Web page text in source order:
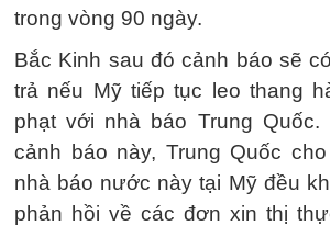
trong vòng 90 ngày.
Bắc Kinh sau đó cảnh báo sẽ
trả nếu Mỹ tiếp tục leo thang
phạt với nhà báo Trung Quốc.
cảnh báo này, Trung Quốc
nhà báo nước này tại Mỹ đều
phản hồi về các đơn xin thị